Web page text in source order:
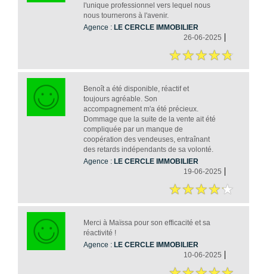
l'unique professionnel vers lequel nous
nous tournerons à l'avenir.
Agence : LE CERCLE IMMOBILIER
26-06-2025
Benoît a été disponible, réactif et
toujours agréable. Son
accompagnement m'a été précieux.
Dommage que la suite de la vente ait été
compliquée par un manque de
coopération des vendeuses, entraînant
des retards indépendants de sa volonté.
Agence : LE CERCLE IMMOBILIER
19-06-2025
Merci à Maïssa pour son efficacité et sa
réactivité !
Agence : LE CERCLE IMMOBILIER
10-06-2025